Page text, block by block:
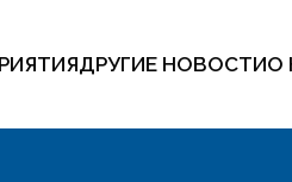
ДРУГИЕ НОВОСТИО